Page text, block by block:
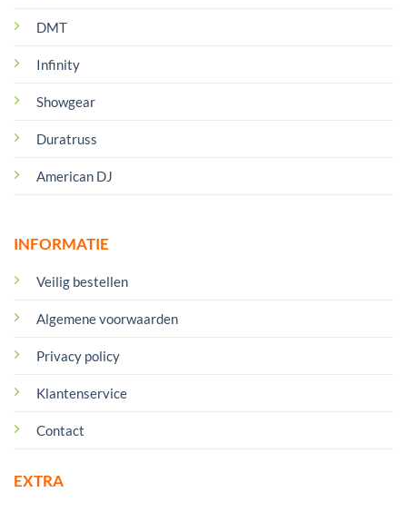
DMT
Infinity
Showgear
Duratruss
American DJ
INFORMATIE
Veilig bestellen
Algemene voorwaarden
Privacy policy
Klantenservice
Contact
EXTRA